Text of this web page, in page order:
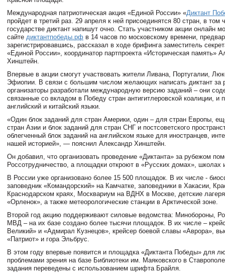
Международная патриотическая акция «Единой России» «Диктант
пройдет в третий раз. 29 апреля к ней присоединятся 80 стран, в том
государстве диктант напишут очно. Стать участником акции онлайн
сайте диктантпобеды.рф в 14 часов по московскому времени,
зарегистрировавшись, рассказал в ходе брифинга заместитель
«Единой России», координатор партпроекта «Историческая память»
Хинштейн.
Впервые в акции смогут участвовать жители Ливана, Португалии,
Эфиопии. В связи с большим числом желающих написать диктант за
организаторы разработали международную версию заданий – они
связанные со вкладом в Победу стран антигитлеровской коалиции, и
английский и китайский языки.
«Один блок заданий для стран Америки, один – для стран Европы,
стран Азии и блок заданий для стран СНГ и постсоветского
облегченный блок заданий на английском языке для иностранцев,
нашей историей», — пояснил Александр Хинштейн.
Он добавил, что организовать проведение «Диктанта» за рубежом
Россотрудничество, а площадки откроют в «Русских домах», школах
В России уже организовано более 15 500 площадок. В их числе -
заповедник «Командорский» на Камчатке, заповедники в Хакасии,
Краснодарском краях, Москвариум на ВДНХ в Москве, детские
«Орленок», а также метеорологические станции в Арктической зоне.
Второй год акцию поддерживают силовые ведомства: Минобороны,
МВД – на их базе создано более тысячи площадок. В их числе –
Великий» и «Адмирал Кузнецов», крейсер боевой славы «Аврора»,
«Патриот» и гора Эльбрус.
В этом году впервые появится и площадка «Диктанта Победы» для
проблемами зрения на базе Библиотеки им. Маяковского в
задания переведены с использованием шрифта Брайля.